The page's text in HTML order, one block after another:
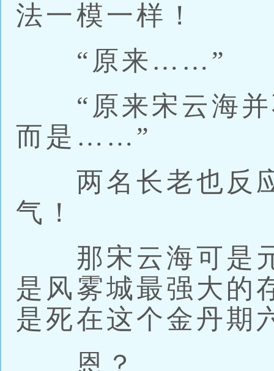
法一模一样！
“原来……”
“原来宋云海并
而是……”
两名长老也反应
气！
那宋云海可是元
是风雾城最强大
是死在这个金丹
恩？